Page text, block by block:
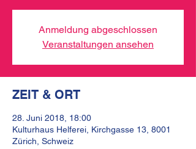
Anmeldung abgeschlossen
Veranstaltungen ansehen
ZEIT & ORT
28. Juni 2018, 18:00
Kulturhaus Helferei, Kirchgasse 13, 8001
Zürich, Schweiz